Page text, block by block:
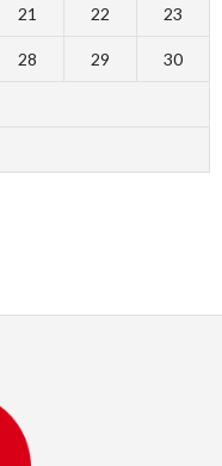
21 22 23
28 29 30